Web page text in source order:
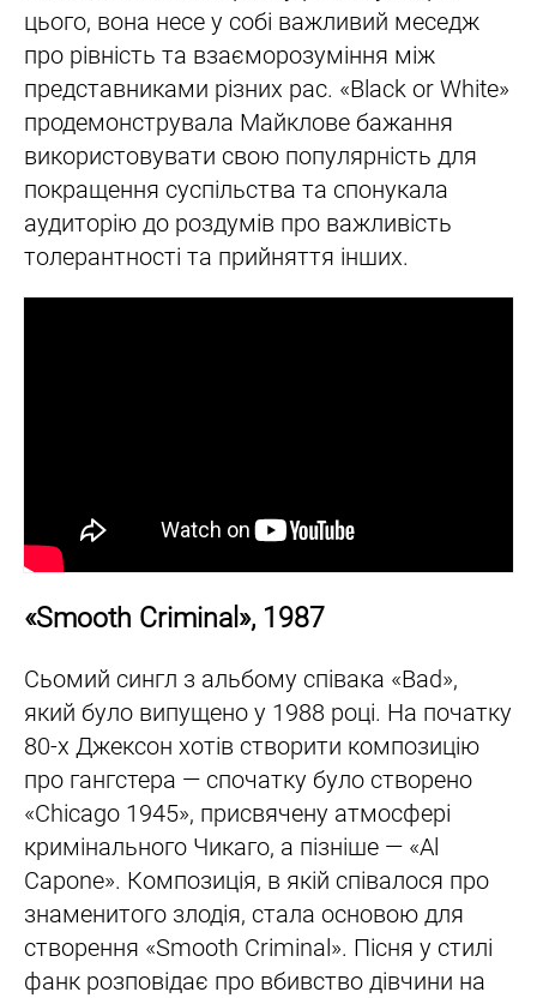
цього, вона несе у собі важливий меседж
про рівність та взаєморозуміння між
представниками різних рас. «Black or White»
продемонструвала Майклове бажання
використовувати свою популярність для
покращення суспільства та спонукала
аудиторію до роздумів про важливість
толерантності та прийняття інших.
«Smooth Criminal», 1987
Сьомий сингл з альбому співака «Bad»,
який було випущено у 1988 році. На початку
80-х Джексон хотів створити композицію
про гангстера — спочатку було створено
«Chicago 1945», присвячену атмосфері
кримінального Чикаго, а пізніше — «Al
Capone». Композиція, в якій співалося про
знаменитого злодія, стала основою для
створення «Smooth Criminal». Пісня у стилі
фанк розповідає про вбивство дівчини на